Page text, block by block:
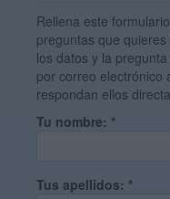
Rellena este
preguntas que
los datos y la
por correo electrónico
respondan ellos
Tu nombre: *
Tus apellidos: *